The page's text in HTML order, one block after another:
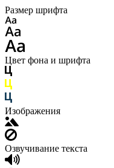
Размер шрифта
Цвет фона и шрифта
Изображения
Озвучивание текста